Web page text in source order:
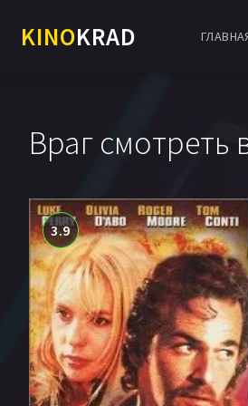
KINOKRAD
Враг смотреть
3.9